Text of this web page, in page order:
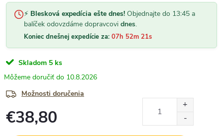
⚡ Blesková expedícia ešte dnes! Objednajte do 13:45 a
balíček odovzdáme dopravcovi dnes.
Koniec dnešnej expedície za: 07h 52m 21s
Skladom 5 ks
10.8.2026
Možnosti doručenia
€38,80